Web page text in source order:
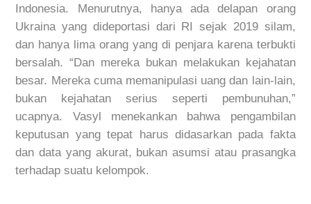
Indonesia. Menurutnya, hanya ada delapan orang
Ukraina yang dideportasi dari RI sejak 2019 silam,
dan hanya lima orang yang di penjara karena terbukti
bersalah. “Dan mereka bukan melakukan kejahatan
besar. Mereka cuma memanipulasi uang dan lain-lain,
bukan kejahatan serius seperti pembunuhan,”
ucapnya. Vasyl menekankan bahwa pengambilan
keputusan yang tepat harus didasarkan pada fakta
dan data yang akurat, bukan asumsi atau prasangka
terhadap suatu kelompok.